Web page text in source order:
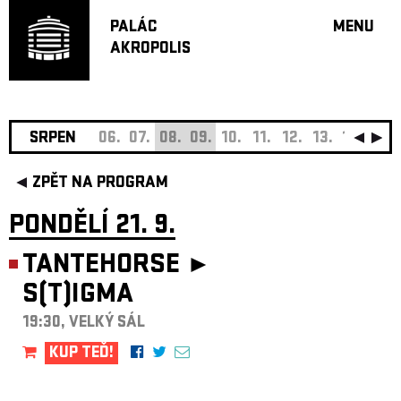
PALÁC
AKROPOLIS
MENU
JAZZ
SRPEN 06. 07. 08. 09. 10. 11. 12. 13. 14. 15.
ZPĚT NA PROGRAM
PONDĚLÍ 21. 9.
TANTEHORSE ►
S(T)IGMA
19:30, VELKÝ SÁL
KUP TEĎ!